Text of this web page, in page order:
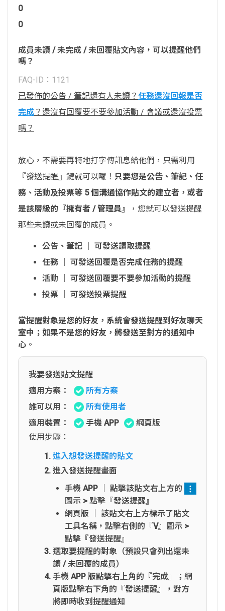
0
0
成員未讀 / 未完成 / 未回覆貼文內容，可以提醒他們
嗎？
FAQ-ID：1121
已發佈的公告 / 筆記還有人未讀？ 任務還沒回報是否
完成 ？還沒有回覆要不要參加活動 / 會議或還沒投票
嗎？
放心，不需要再特地打字傳訊息給他們，只需利用
『發送提醒』鍵就可以囉！ 只要您是公告、筆記、任
務、活動及投票等 5 個溝通協作貼文的建立者，或者
是該層級的『擁有者 / 管理員』
，您就可以發送提醒
那些未讀或未回覆的成員。
公告、筆記 │ 可發送讀取提醒
任務 │ 可發送回覆是否完成任務的提醒
活動 │ 可發送回覆要不要參加活動的提醒
投票 │ 可發送投票提醒
當提醒對象是您的好友，系統會發送提醒到好友聊天
室中；如果不是您的好友，將發送至對方的通知中
心 。
我要發送貼文提醒
適用方案：
所有方案
誰可以用：
所有使用者
適用裝置：
手機 APP
網頁版
使用步驟：
進入想發送提醒的貼文
進入發送提醒畫面
手機 APP │ 點擊該貼文右上方的
圖示 > 點擊『發送提醒』
網頁版 │ 該貼文右上方標示了貼文
工具名稱，點擊右側的『V』圖示 >
點擊『發送提醒』
選取要提醒的對象（預設只會列出還未
讀 / 未回覆的成員）
手機 APP 版點擊右上角的『完成』；網
頁版點擊右下角的『發送提醒』，對方
將即時收到提醒通知